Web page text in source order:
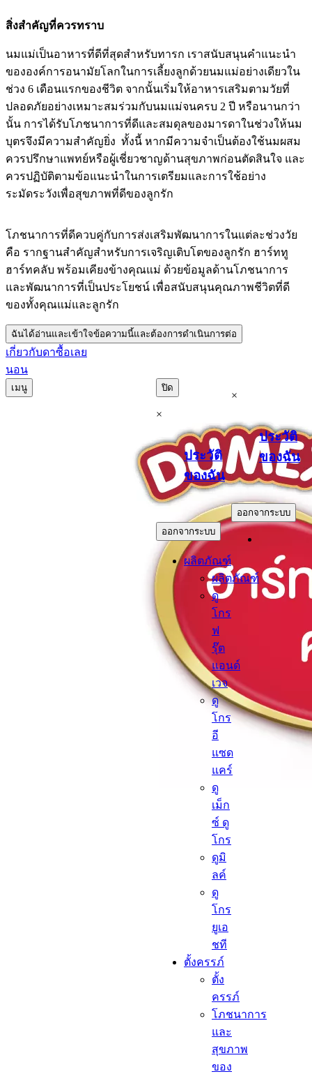
สิ่งสำคัญที่ควรทราบ
นมแม่เป็นอาหารที่ดีที่สุดสำหรับทารก เราสนับสนุนคำแนะนำ
ขององค์การอนามัยโลกในการเลี้ยงลูกด้วยนมแม่อย่างเดียวใน
ช่วง 6 เดือนแรกของชีวิต จากนั้นเริ่มให้อาหารเสริมตามวัยที่
ปลอดภัยอย่างเหมาะสมร่วมกับนมแม่จนครบ 2 ปี หรือนานกว่า
นั้น การได้รับโภชนาการที่ดีและสมดุลของมารดาในช่วงให้นม
บุตรจึงมีความสำคัญยิ่ง ทั้งนี้ หากมีความจำเป็นต้องใช้นมผสม
ควรปรึกษาแพทย์หรือผู้เชี่ยวชาญด้านสุขภาพก่อนตัดสินใจ และ
ควรปฏิบัติตามข้อแนะนำในการเตรียมและการใช้อย่าง
ระมัดระวังเพื่อสุขภาพที่ดีของลูกรัก
โภชนาการที่ดีควบคู่กับการส่งเสริมพัฒนาการในแต่ละช่วงวัย
คือ รากฐานสำคัญสำหรับการเจริญเติบโตของลูกรัก ฮาร์ททู
ฮาร์ทคลับ พร้อมเคียงข้างคุณแม่ ด้วยข้อมูลด้านโภชนาการ
และพัฒนาการที่เป็นประโยชน์ เพื่อสนับสนุนคุณภาพชีวิตที่ดี
ของทั้งคุณแม่และลูกรัก
ฉันได้อ่านและเข้าใจข้อความนี้และต้องการดำเนินการต่อ
เกี่ยวกับดา
นอน
ซื้อเลย
เมนู ปิด
×
ประวัติ
ของฉัน
.
ออกจากระบบ
ผลิตภัณฑ์
ผลิตภัณฑ์
ดู
โกร
ฟ
รุ๊ต
แอนด์
เวจ
ดู
โกร
อี
แซด
แคร์
ดู
เม็ก
ซ์ ดู
โกร
ดูมิ
ลค์
ดู
โกร
ยูเอ
ชที
ตั้งครรภ์​
ตั้ง
ครรภ์​
โภชนาการ
และ
สุขภาพ
ของ
×
ประวัติ
ของฉัน
.
ออกจากระบบ